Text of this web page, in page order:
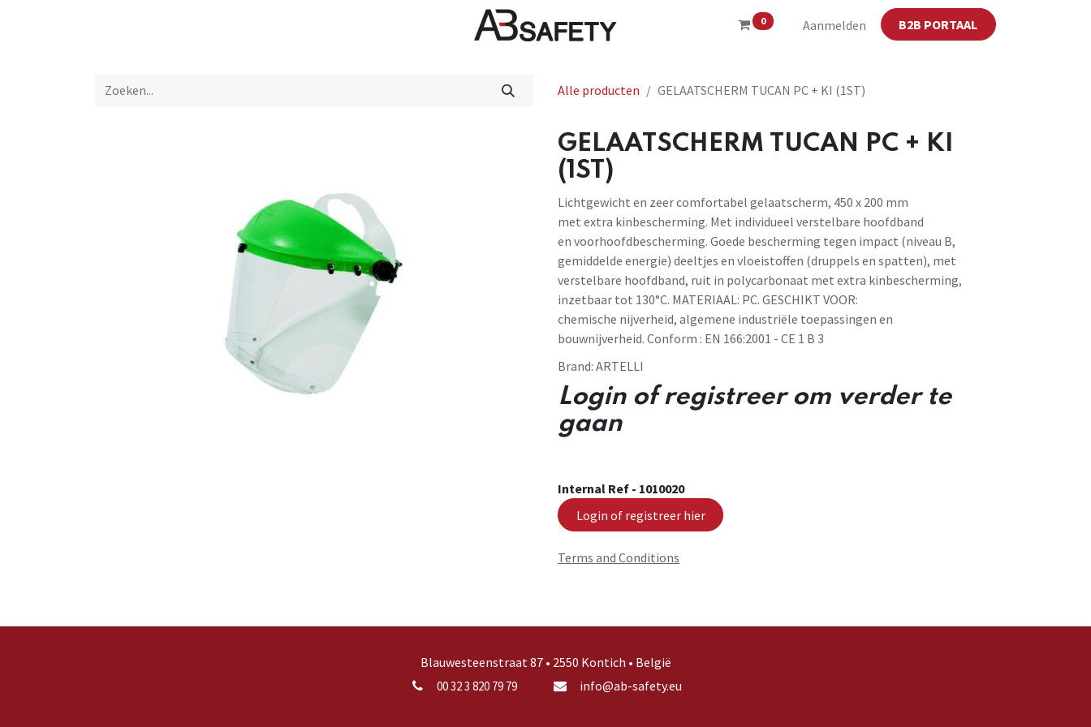
0 Aanmelden B2B PORTAAL
Winkel CE
Alle producten GELAATSCHERM TUCAN PC + KI (1ST)
GELAATSCHERM TUCAN PC + KI
(1ST)
Lichtgewicht en zeer comfortabel gelaatscherm, 450 x 200 mm
met extra kinbescherming. Met individueel verstelbare hoofdband
en voorhoofdbescherming. Goede bescherming tegen impact (niveau B,
gemiddelde energie) deeltjes en vloeistoffen (druppels en spatten), met
verstelbare hoofdband, ruit in polycarbonaat met extra kinbescherming,
inzetbaar tot 130°C. MATERIAAL: PC. GESCHIKT VOOR:
chemische nijverheid, algemene industriële toepassingen en
bouwnijverheid. Conform : EN 166:2001 - CE 1 B 3
Brand: ARTELLI
Login of registreer om verder te
gaan
Internal Ref - 1010020
Login of registreer hier
Terms and Conditions
Blauwesteenstraat 87 • 2550 Kontich • België
00 32 3 820 79 79 info@ab-safety.eu